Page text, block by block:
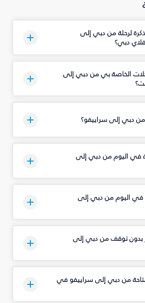
لرحلة من دبي إلى
دبي؟
الخاصة بي من دبي إلى
دبي إلى سراييفو؟
في اليوم من دبي إلى
في اليوم من دبي إلى
بدون توقف من دبي إلى
من دبي إلى سراييفو في